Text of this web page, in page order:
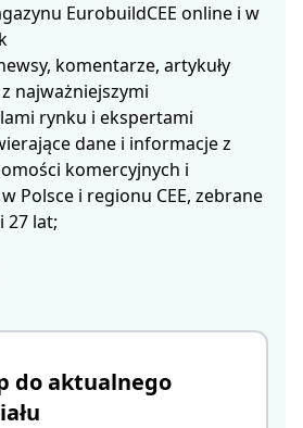
do aktualnego
EurobuildCEE online i w
komentarze, artykuły
najważniejszymi
rynku i ekspertami
dane i informacje z
komercyjnych i
Polsce i regionu CEE, zebrane
27 lat;